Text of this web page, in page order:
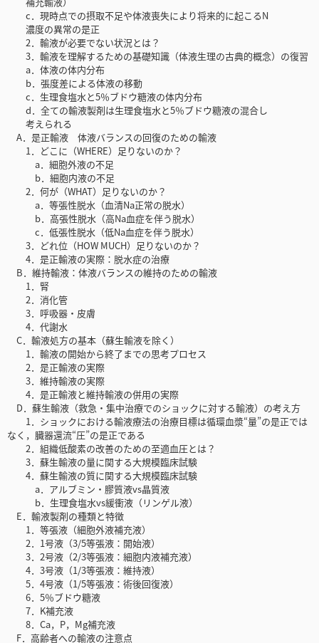
c．現時点での摂取不足や体液喪失により将来的に起こるN
濃度の異常の是正
2．輸液が必要でない状況とは？
3．輸液を理解するための基礎知識（体液生理の古典的概念）の復習
a．体液の体内分布
b．張度差による体液の移動
c．生理食塩水と5％ブドウ糖液の体内分布
d．全ての輸液製剤は生理食塩水と5％ブドウ糖液の混合し
考えられる
A．是正輸液 体液バランスの回復のための輸液
1．どこに（WHERE）足りないのか？
a．細胞外液の不足
b．細胞内液の不足
2．何が（WHAT）足りないのか？
a．等張性脱水（血清Na正常の脱水）
b．高張性脱水（高Na血症を伴う脱水）
c．低張性脱水（低Na血症を伴う脱水）
3．どれ位（HOW MUCH）足りないのか？
4．是正輸液の実際：脱水症の治療
B．維持輸液：体液バランスの維持のための輸液
1．腎
2．消化管
3．呼吸器・皮膚
4．代謝水
C．輸液処方の基本（蘇生輸液を除く）
1．輸液の開始から終了までの思考プロセス
2．是正輸液の実際
3．維持輸液の実際
4．是正輸液と維持輸液の併用の実際
D．蘇生輸液（救急・集中治療でのショックに対する輸液）の考え方
1．ショックにおける輸液療法の治療目標は循環血漿“量”の是正では
なく，臓器還流“圧”の是正である
2．組織低酸素の改善のための至適血圧とは？
3．蘇生輸液の量に関する大規模臨床試験
4．蘇生輸液の質に関する大規模臨床試験
a．アルブミン・膠質液vs晶質液
b．生理食塩水vs緩衝液（リンゲル液）
E．輸液製剤の種類と特徴
1．等張液（細胞外液補充液）
2．1号液（3/5等張液：開始液）
3．2号液（2/3等張液：細胞内液補充液）
4．3号液（1/3等張液：維持液）
5．4号液（1/5等張液：術後回復液）
6．5％ブドウ糖液
7．K補充液
8．Ca，P，Mg補充液
F．高齢者への輸液の注意点